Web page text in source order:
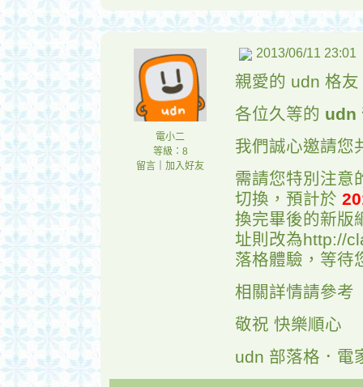
電小二
等級：8
留言
加入好友
2013/06/11 23:01
親愛的 udn 格
各位久等的 udn
我們誠心邀請您
需請您特別注意
切換，預計於
換完畢後的新版
址則改為http://
落格體驗，等待
相關詳情請參考
敬祝 快樂順心
udn 部落格．電